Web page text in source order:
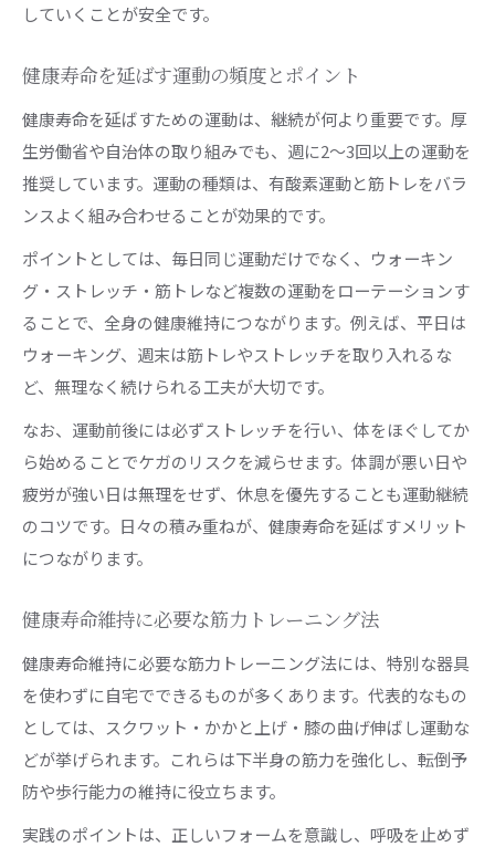
していくことが安全です。
健康寿命を延ばす運動の頻度とポイント
健康寿命を延ばすための運動は、継続が何より重要です。厚
生労働省や自治体の取り組みでも、週に2〜3回以上の運動を
推奨しています。運動の種類は、有酸素運動と筋トレをバラ
ンスよく組み合わせることが効果的です。
ポイントとしては、毎日同じ運動だけでなく、ウォーキン
グ・ストレッチ・筋トレなど複数の運動をローテーションす
ることで、全身の健康維持につながります。例えば、平日は
ウォーキング、週末は筋トレやストレッチを取り入れるな
ど、無理なく続けられる工夫が大切です。
なお、運動前後には必ずストレッチを行い、体をほぐしてか
ら始めることでケガのリスクを減らせます。体調が悪い日や
疲労が強い日は無理をせず、休息を優先することも運動継続
のコツです。日々の積み重ねが、健康寿命を延ばすメリット
につながります。
健康寿命維持に必要な筋力トレーニング法
健康寿命維持に必要な筋力トレーニング法には、特別な器具
を使わずに自宅でできるものが多くあります。代表的なもの
としては、スクワット・かかと上げ・膝の曲げ伸ばし運動な
どが挙げられます。これらは下半身の筋力を強化し、転倒予
防や歩行能力の維持に役立ちます。
実践のポイントは、正しいフォームを意識し、呼吸を止めず